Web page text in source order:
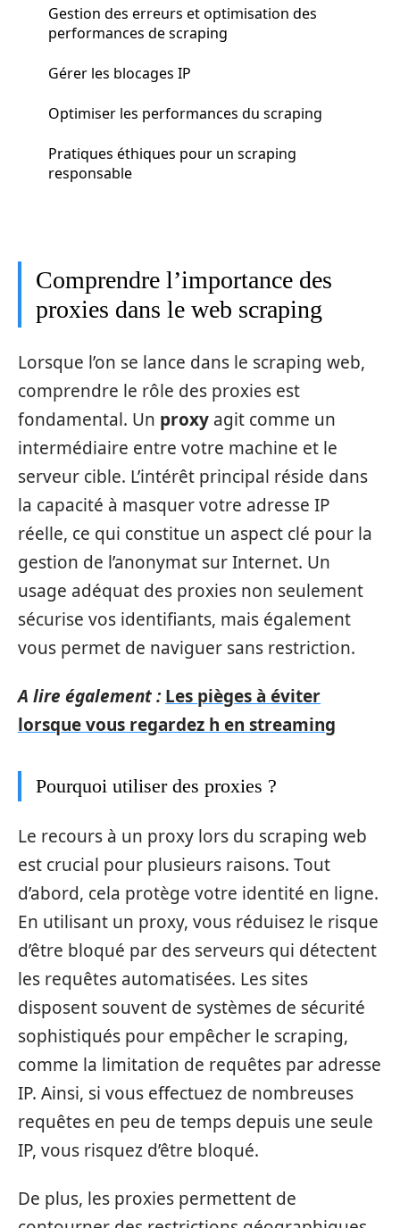
Gestion des erreurs et optimisation des
performances de scraping
Gérer les blocages IP
Optimiser les performances du scraping
Pratiques éthiques pour un scraping
responsable
Comprendre l’importance des
proxies dans le web scraping
Lorsque l’on se lance dans le scraping web,
comprendre le rôle des proxies est
fondamental. Un proxy agit comme un
intermédiaire entre votre machine et le
serveur cible. L’intérêt principal réside dans
la capacité à masquer votre adresse IP
réelle, ce qui constitue un aspect clé pour la
gestion de l’anonymat sur Internet. Un
usage adéquat des proxies non seulement
sécurise vos identifiants, mais également
vous permet de naviguer sans restriction.
A lire également : Les pièges à éviter
lorsque vous regardez h en streaming
Pourquoi utiliser des proxies ?
Le recours à un proxy lors du scraping web
est crucial pour plusieurs raisons. Tout
d’abord, cela protège votre identité en ligne.
En utilisant un proxy, vous réduisez le risque
d’être bloqué par des serveurs qui détectent
les requêtes automatisées. Les sites
disposent souvent de systèmes de sécurité
sophistiqués pour empêcher le scraping,
comme la limitation de requêtes par adresse
IP. Ainsi, si vous effectuez de nombreuses
requêtes en peu de temps depuis une seule
IP, vous risquez d’être bloqué.
De plus, les proxies permettent de